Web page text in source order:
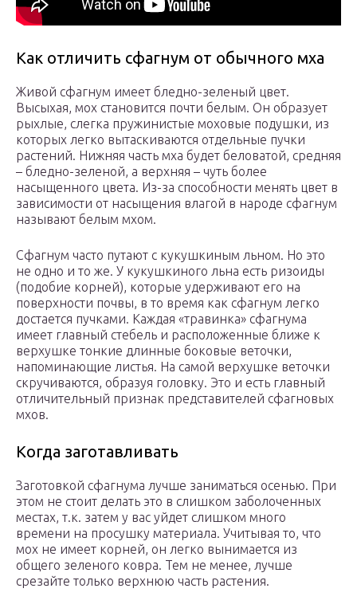
Как отличить сфагнум от обычного мха
Живой сфагнум имеет бледно-зеленый цвет.
Высыхая, мох становится почти белым. Он образует
рыхлые, слегка пружинистые моховые подушки, из
которых легко вытаскиваются отдельные пучки
растений. Нижняя часть мха будет беловатой, средняя
– бледно-зеленой, а верхняя – чуть более
насыщенного цвета. Из-за способности менять цвет в
зависимости от насыщения влагой в народе сфагнум
называют белым мхом.
Сфагнум часто путают с кукушкиным льном. Но это
не одно и то же. У кукушкиного льна есть ризоиды
(подобие корней), которые удерживают его на
поверхности почвы, в то время как сфагнум легко
достается пучками. Каждая «травинка» сфагнума
имеет главный стебель и расположенные ближе к
верхушке тонкие длинные боковые веточки,
напоминающие листья. На самой верхушке веточки
скручиваются, образуя головку. Это и есть главный
отличительный признак представителей сфагновых
мхов.
Когда заготавливать
Заготовкой сфагнума лучше заниматься осенью. При
этом не стоит делать это в слишком заболоченных
местах, т.к. затем у вас уйдет слишком много
времени на просушку материала. Учитывая то, что
мох не имеет корней, он легко вынимается из
общего зеленого ковра. Тем не менее, лучше
срезайте только верхнюю часть растения.